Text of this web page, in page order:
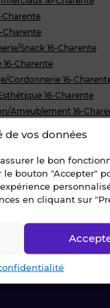
vos données
le bon
le bouton "Accepter"
en cliquant sur
Charente
Charente
Snack 16-Charente
16-Charente
Cordonnerie 16-
16-Charente
Ameublement 16-
16-Charente
Charente